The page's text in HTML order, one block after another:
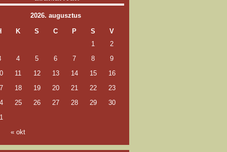
2026. augusztus
K S C P S V
« okt
1
2
4 5 6 7 8
9
11 12 13 14 15
16
18 19 20 21 22
23
25 26 27 28 29
30